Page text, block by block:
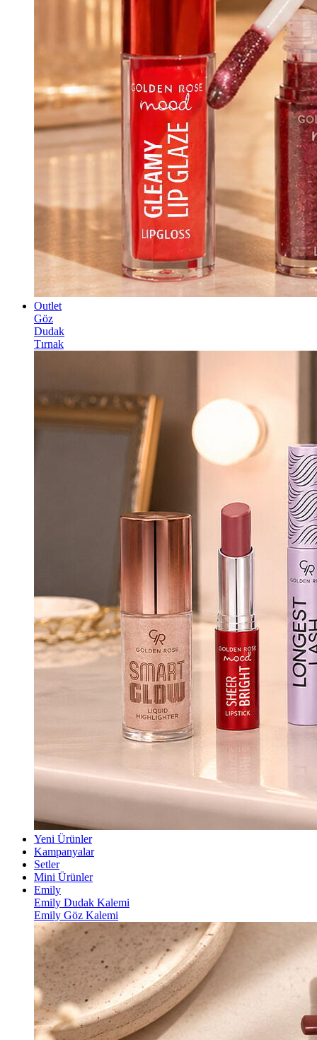
Outlet
Göz
Dudak
Tırnak
Yeni Ürünler
Kampanyalar
Setler
Mini Ürünler
Emily
Emily Dudak Kalemi
Emily Göz Kalemi